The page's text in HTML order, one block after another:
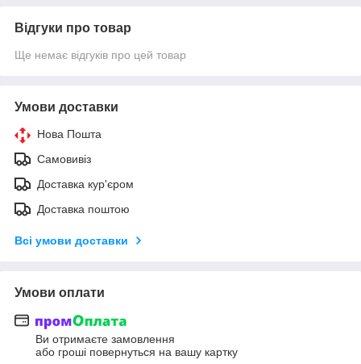
Відгуки про товар
Ще немає відгуків про цей товар
Умови доставки
Нова Пошта
Самовивіз
Доставка кур'єром
Доставка поштою
Всі умови доставки
Умови оплати
Ви отримаєте замовлення
або гроші повернуться на вашу картку